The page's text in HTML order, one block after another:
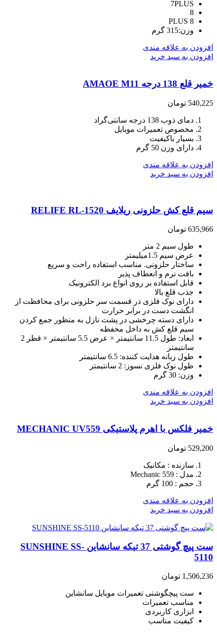
7PLUS
8
8 PLUS
وزن:315 گرم
افزودن به علاقه مندی
افزودن به سبد خرید
خمیر قلع 138 درجه AMAOE M11
540,225 تومان
دمای ذوب 138 درجه سانتی‌گراد
مخصوص تعمیرات موبایل
بسیار باکیفیت
دارای وزن 50 گرم
افزودن به علاقه مندی
افزودن به سبد خرید
سیم قلع کش حلزونی ریلایف RELIFE RL-1520
635,966 تومان
طول سیم 2 متر
عرض سیم 1.5میلیمتر
ساختار حلزونی. مناسب استفاده راحت و سریع
بافت نرم و انعطاف پذیر
قابل استفاده بر روی انواع برد الکترونیک
جذب قلع بالا
دارای نوک فلزی در قسمت سر حلزونی برای محافظت از
انگشت دست در برابر حرارت
دارای دسته چرخشی در پشت نازل به منظور جمع کردن
سیم قلع کش به داخل محفظه
ابعاد: طول 11.5 سانتیمتر × عرض 5.5 سانتیمتر × قطر 2
سانتیمتر
طول زبانه هدایت کننده: 6.5 سانتیمتر
طول نوک فلزی نسوز: 2 سانتیمتر
وزن: 30 گرم
افزودن به علاقه مندی
افزودن به سبد خرید
خمیر فلکس با اهرم پلاستیکی MECHANIC UV559
529,200 تومان
سازنده : مکانیک
مدل : Mechanic 559
حجم : 100 گرم
افزودن به علاقه مندی
افزودن به سبد خرید
ست پیچ گوشتی 37 تیکه سانشاین SUNSHINE SS-
5110
1,506,236 تومان
ست پیچگوشتی تعمیرات موبایل سانشاین
مناسب تعمیرات
ابزاری کاربردی
کیفیت مناسب